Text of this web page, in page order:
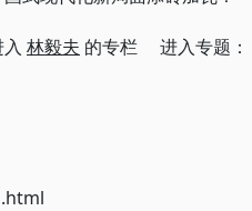
林毅夫 的专栏 进入专题：